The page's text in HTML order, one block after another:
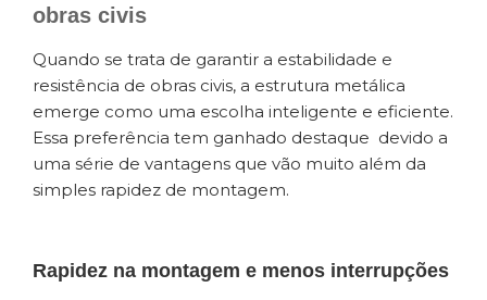
obras civis
Quando se trata de garantir a estabilidade e
resistência de obras civis, a estrutura metálica
emerge como uma escolha inteligente e eficiente.
Essa preferência tem ganhado destaque devido a
uma série de vantagens que vão muito além da
simples rapidez de montagem.
Rapidez na montagem e menos interrupções